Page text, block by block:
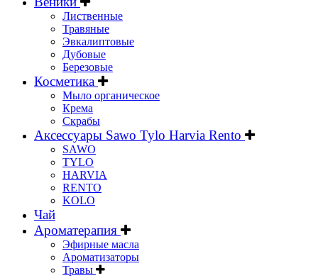
Лиственные
Травяные
Эвкалиптовые
Дубовые
Березовые
Косметика
Мыло органическое
Крема
Скрабы
Аксессуары Sawo Tylo Harvia Rento
SAWO
TYLO
HARVIA
RENTO
KOLO
Чай
Ароматерапия
Эфирные масла
Ароматизаторы
Травы